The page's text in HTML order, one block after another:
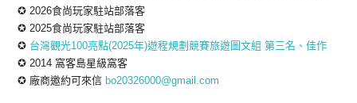
✪ 2026食尚玩家駐站部落客
✪ 2025食尚玩家駐站部落客
✪ 台灣觀光100亮點(2025年)遊程規劃競賽旅遊圖文組 第三名、佳作
✪ 2014 窩客島星級窩客
✪ 廠商邀約可來信 bo20326000@gmail.com